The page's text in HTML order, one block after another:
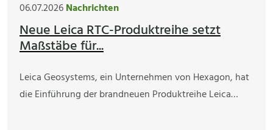
06.07.2026Nachrichten
Neue Leica RTC-Produktreihe setzt
Maßstäbe für...
Leica Geosystems, ein Unternehmen von Hexagon, hat
die Einführung der brandneuen Produktreihe Leica…